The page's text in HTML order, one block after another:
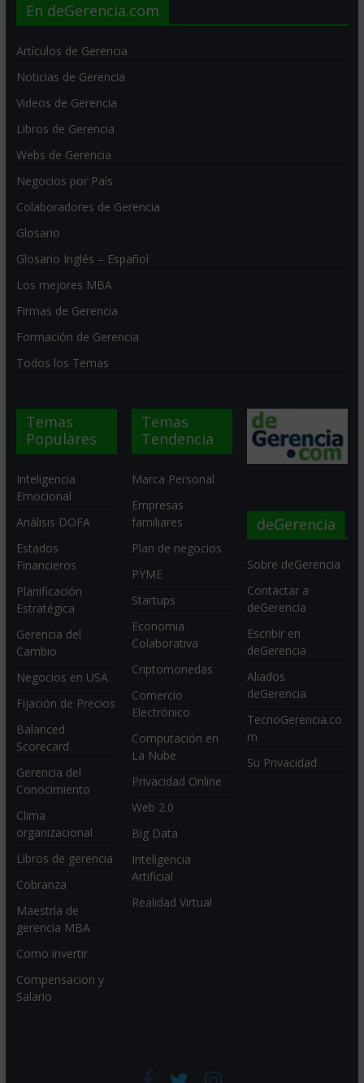
En deGerencia.com
Artículos de Gerencia
Noticias de Gerencia
Videos de Gerencia
Libros de Gerencia
Webs de Gerencia
Negocios por País
Colaboradores de Gerencia
Glosario
Glosario Inglés – Español
Los mejores MBA
Firmas de Gerencia
Formación de Gerencia
Todos los Temas
Temas
Populares
Inteligencia
Emocional
Análisis DOFA
Estados
Financieros
Planificación
Estratégica
Gerencia del
Cambio
Negocios en USA
Fijación de Precios
Balanced
Scorecard
Gerencia del
Conocimiento
Clima
organizacional
Libros de gerencia
Cobranza
Maestría de
gerencia MBA
Como invertir
Compensacion y
Salario
Temas
Tendencia
Marca Personal
Empresas
familiares
Plan de negocios
PYME
Startups
Economia
Colaborativa
Criptomonedas
Comercio
Electrónico
Computación en
La Nube
Privacidad Online
Web 2.0
Big Data
Inteligencia
Artificial
Realidad Virtual
deGerencia
Sobre deGerencia
Contactar a
deGerencia
Escribir en
deGerencia
Aliados
deGerencia
TecnoGerencia.co
m
Su Privacidad